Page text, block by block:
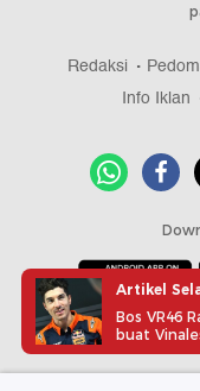
Redaksi
Info Iklan
Copyright @
Artikel
Bos VR46
buat